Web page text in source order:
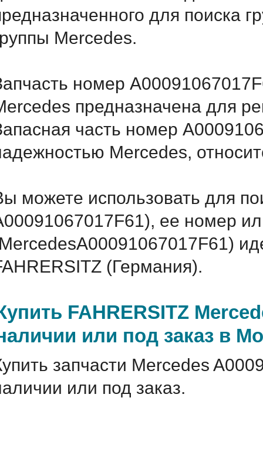
для поиска
Mercedes.
номер
предназначена для
часть номер
Mercedes,
можете использовать для
ее номер
(Германия).
FAHRERSITZ
или под заказ в
запчасти Mercedes
или под заказ.